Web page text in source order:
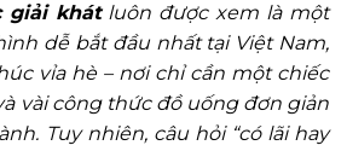
giải khát luôn được xem là một
dễ bắt đầu nhất tại Việt Nam,
vỉa hè – nơi chỉ cần một chiếc
vài công thức đồ uống đơn giản
Tuy nhiên, câu hỏi “có lãi hay